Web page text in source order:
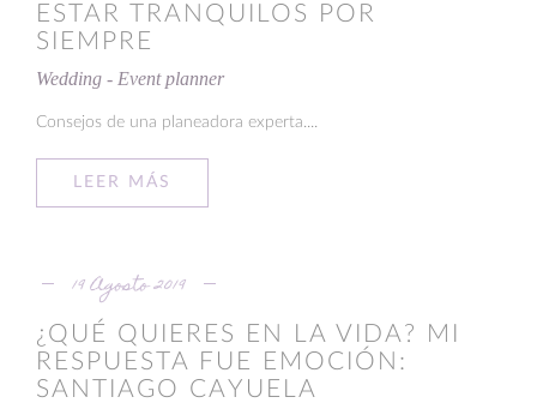
ESTAR TRANQUILOS POR
SIEMPRE
Wedding - Event planner
Consejos de una planeadora experta....
LEER MÁS
19 Agosto 2019
¿QUÉ QUIERES EN LA VIDA? MI
RESPUESTA FUE EMOCIÓN:
SANTIAGO CAYUELA